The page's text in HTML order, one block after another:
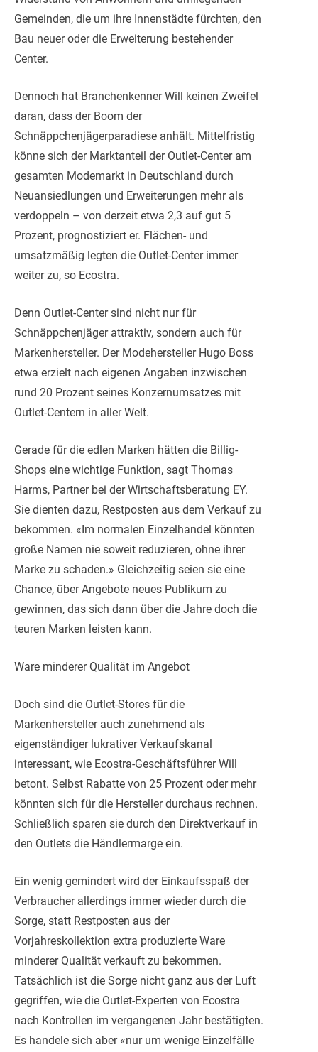
Gemeinden, die um ihre Innenstädte fürchten, den
Bau neuer oder die Erweiterung bestehender
Center.
Dennoch hat Branchenkenner Will keinen Zweifel
daran, dass der Boom der
Schnäppchenjägerparadiese anhält. Mittelfristig
könne sich der Marktanteil der Outlet-Center am
gesamten Modemarkt in Deutschland durch
Neuansiedlungen und Erweiterungen mehr als
verdoppeln – von derzeit etwa 2,3 auf gut 5
Prozent, prognostiziert er. Flächen- und
umsatzmäßig legten die Outlet-Center immer
weiter zu, so Ecostra.
Denn Outlet-Center sind nicht nur für
Schnäppchenjäger attraktiv, sondern auch für
Markenhersteller. Der Modehersteller Hugo Boss
etwa erzielt nach eigenen Angaben inzwischen
rund 20 Prozent seines Konzernumsatzes mit
Outlet-Centern in aller Welt.
Gerade für die edlen Marken hätten die Billig-
Shops eine wichtige Funktion, sagt Thomas
Harms, Partner bei der Wirtschaftsberatung EY.
Sie dienten dazu, Restposten aus dem Verkauf zu
bekommen. «Im normalen Einzelhandel könnten
große Namen nie soweit reduzieren, ohne ihrer
Marke zu schaden.» Gleichzeitig seien sie eine
Chance, über Angebote neues Publikum zu
gewinnen, das sich dann über die Jahre doch die
teuren Marken leisten kann.
Ware minderer Qualität im Angebot
Doch sind die Outlet-Stores für die
Markenhersteller auch zunehmend als
eigenständiger lukrativer Verkaufskanal
interessant, wie Ecostra-Geschäftsführer Will
betont. Selbst Rabatte von 25 Prozent oder mehr
könnten sich für die Hersteller durchaus rechnen.
Schließlich sparen sie durch den Direktverkauf in
den Outlets die Händlermarge ein.
Ein wenig gemindert wird der Einkaufsspaß der
Verbraucher allerdings immer wieder durch die
Sorge, statt Restposten aus der
Vorjahreskollektion extra produzierte Ware
minderer Qualität verkauft zu bekommen.
Tatsächlich ist die Sorge nicht ganz aus der Luft
gegriffen, wie die Outlet-Experten von Ecostra
nach Kontrollen im vergangenen Jahr bestätigten.
Es handele sich aber «nur um wenige Einzelfälle